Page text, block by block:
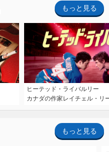
もっと見る
ヒーテッド・ライバルリー
カナダの作家レイチェル・リ
もっと見る